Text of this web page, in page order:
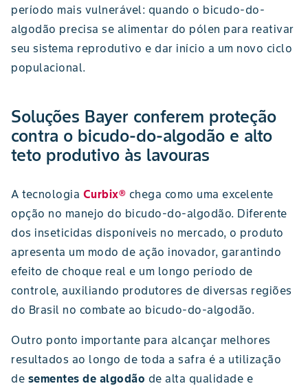
período mais vulnerável: quando o bicudo-do-
algodão precisa se alimentar do pólen para reativar
seu sistema reprodutivo e dar início a um novo ciclo
populacional.
Soluções Bayer conferem proteção
contra o bicudo-do-algodão e alto
teto produtivo às lavouras
A tecnologia Curbix® chega como uma excelente
opção no manejo do bicudo-do-algodão. Diferente
dos inseticidas disponíveis no mercado, o produto
apresenta um modo de ação inovador, garantindo
efeito de choque real e um longo período de
controle, auxiliando produtores de diversas regiões
do Brasil no combate ao bicudo-do-algodão.
Outro ponto importante para alcançar melhores
resultados ao longo de toda a safra é a utilização
de sementes de algodão de alta qualidade e